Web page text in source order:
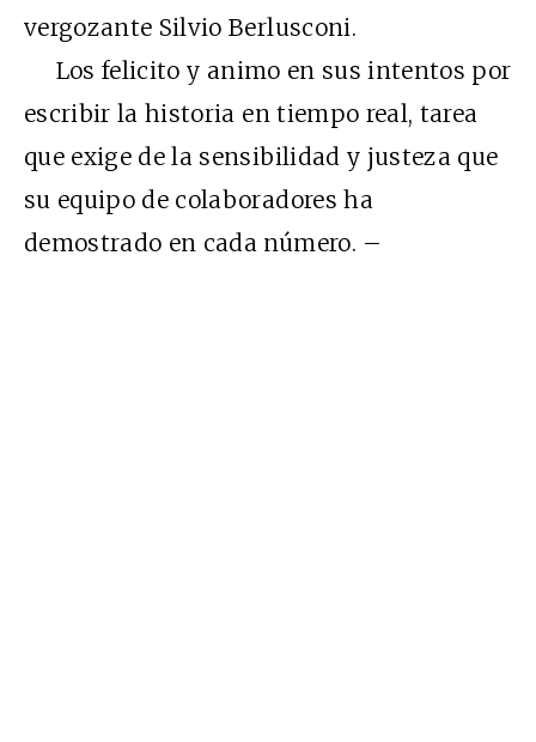
vergozante Silvio Berlusconi.
Los felicito y animo en sus intentos por
escribir la historia en tiempo real, tarea
que exige de la sensibilidad y justeza que
su equipo de colaboradores ha
demostrado en cada número. –